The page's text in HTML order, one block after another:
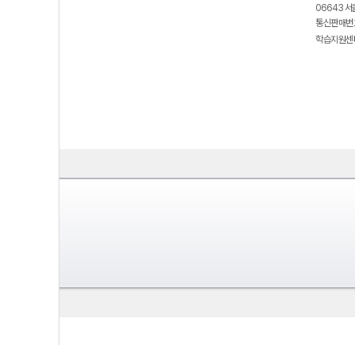
06643 서
통신판매
학습지원